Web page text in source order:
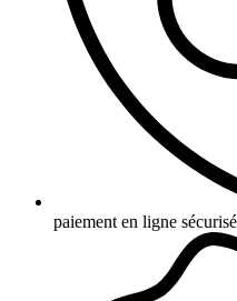
paiement en ligne sécurisé